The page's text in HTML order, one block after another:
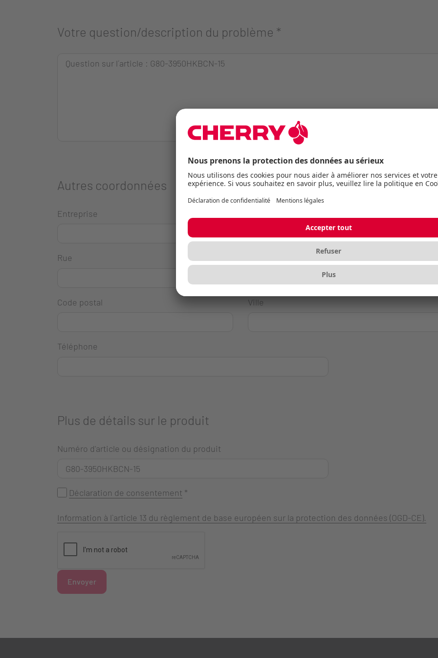
Votre question/description du problème *
Autres coordonnées
Entreprise
Rue
Code postal Ville
Téléphone
Plus de détails sur le produit
Numéro d'article ou désignation du produit
Déclaration de consentement *
Information à l`article 13 du règlement de base européen sur la protection des données (OGD-CE).
Envoyer